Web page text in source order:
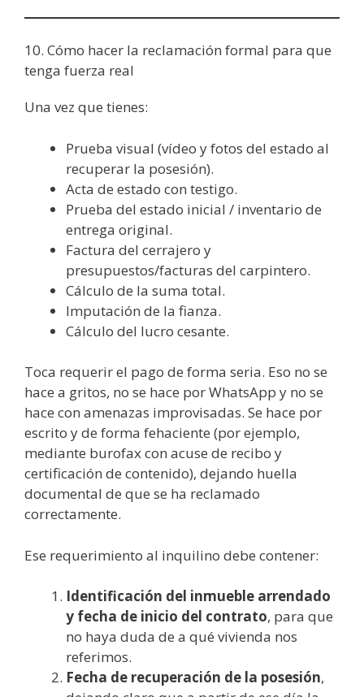
10. Cómo hacer la reclamación formal para que
tenga fuerza real
Una vez que tienes:
Prueba visual (vídeo y fotos del estado al
recuperar la posesión).
Acta de estado con testigo.
Prueba del estado inicial / inventario de
entrega original.
Factura del cerrajero y
presupuestos/facturas del carpintero.
Cálculo de la suma total.
Imputación de la fianza.
Cálculo del lucro cesante.
Toca requerir el pago de forma seria. Eso no se
hace a gritos, no se hace por WhatsApp y no se
hace con amenazas improvisadas. Se hace por
escrito y de forma fehaciente (por ejemplo,
mediante burofax con acuse de recibo y
certificación de contenido), dejando huella
documental de que se ha reclamado
correctamente.
Ese requerimiento al inquilino debe contener:
Identificación del inmueble arrendado
y fecha de inicio del contrato, para que
no haya duda de a qué vivienda nos
referimos.
Fecha de recuperación de la posesión,